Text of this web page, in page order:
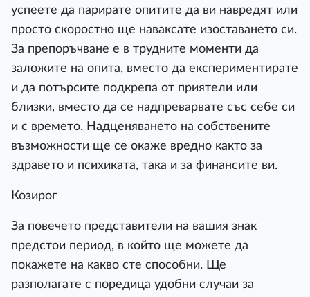
успеете да парирате опитите да ви навредят или
просто скоростно ще наваксате изоставането си.
За препоръчване е в трудните моменти да
заложите на опита, вместо да експериментирате
и да потърсите подкрепа от приятели или
близки, вместо да се надпреварвате със себе си
и с времето. Надценяването на собствените
възможности ще се окаже вредно както за
здравето и психиката, така и за финансите ви.
Козирог
За повечето представители на вашия знак
предстои период, в който ще можете да
покажете на какво сте способни. Ще
разполагате с поредица удобни случаи за